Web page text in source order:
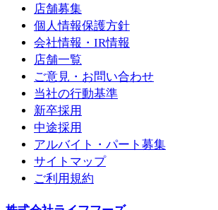
店舗募集
個人情報保護方針
会社情報・IR情報
店舗一覧
ご意見・お問い合わせ
当社の行動基準
新卒採用
中途採用
アルバイト・パート募集
サイトマップ
ご利用規約